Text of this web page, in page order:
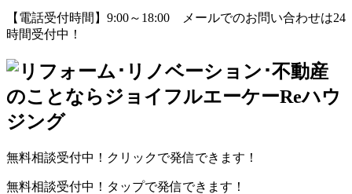
【電話受付時間】9:00～18:00
メールでのお問い合わせは24
時間受付中！
無料相談受付中！クリックで発信できます！
無料相談受付中！タップで発信できます！